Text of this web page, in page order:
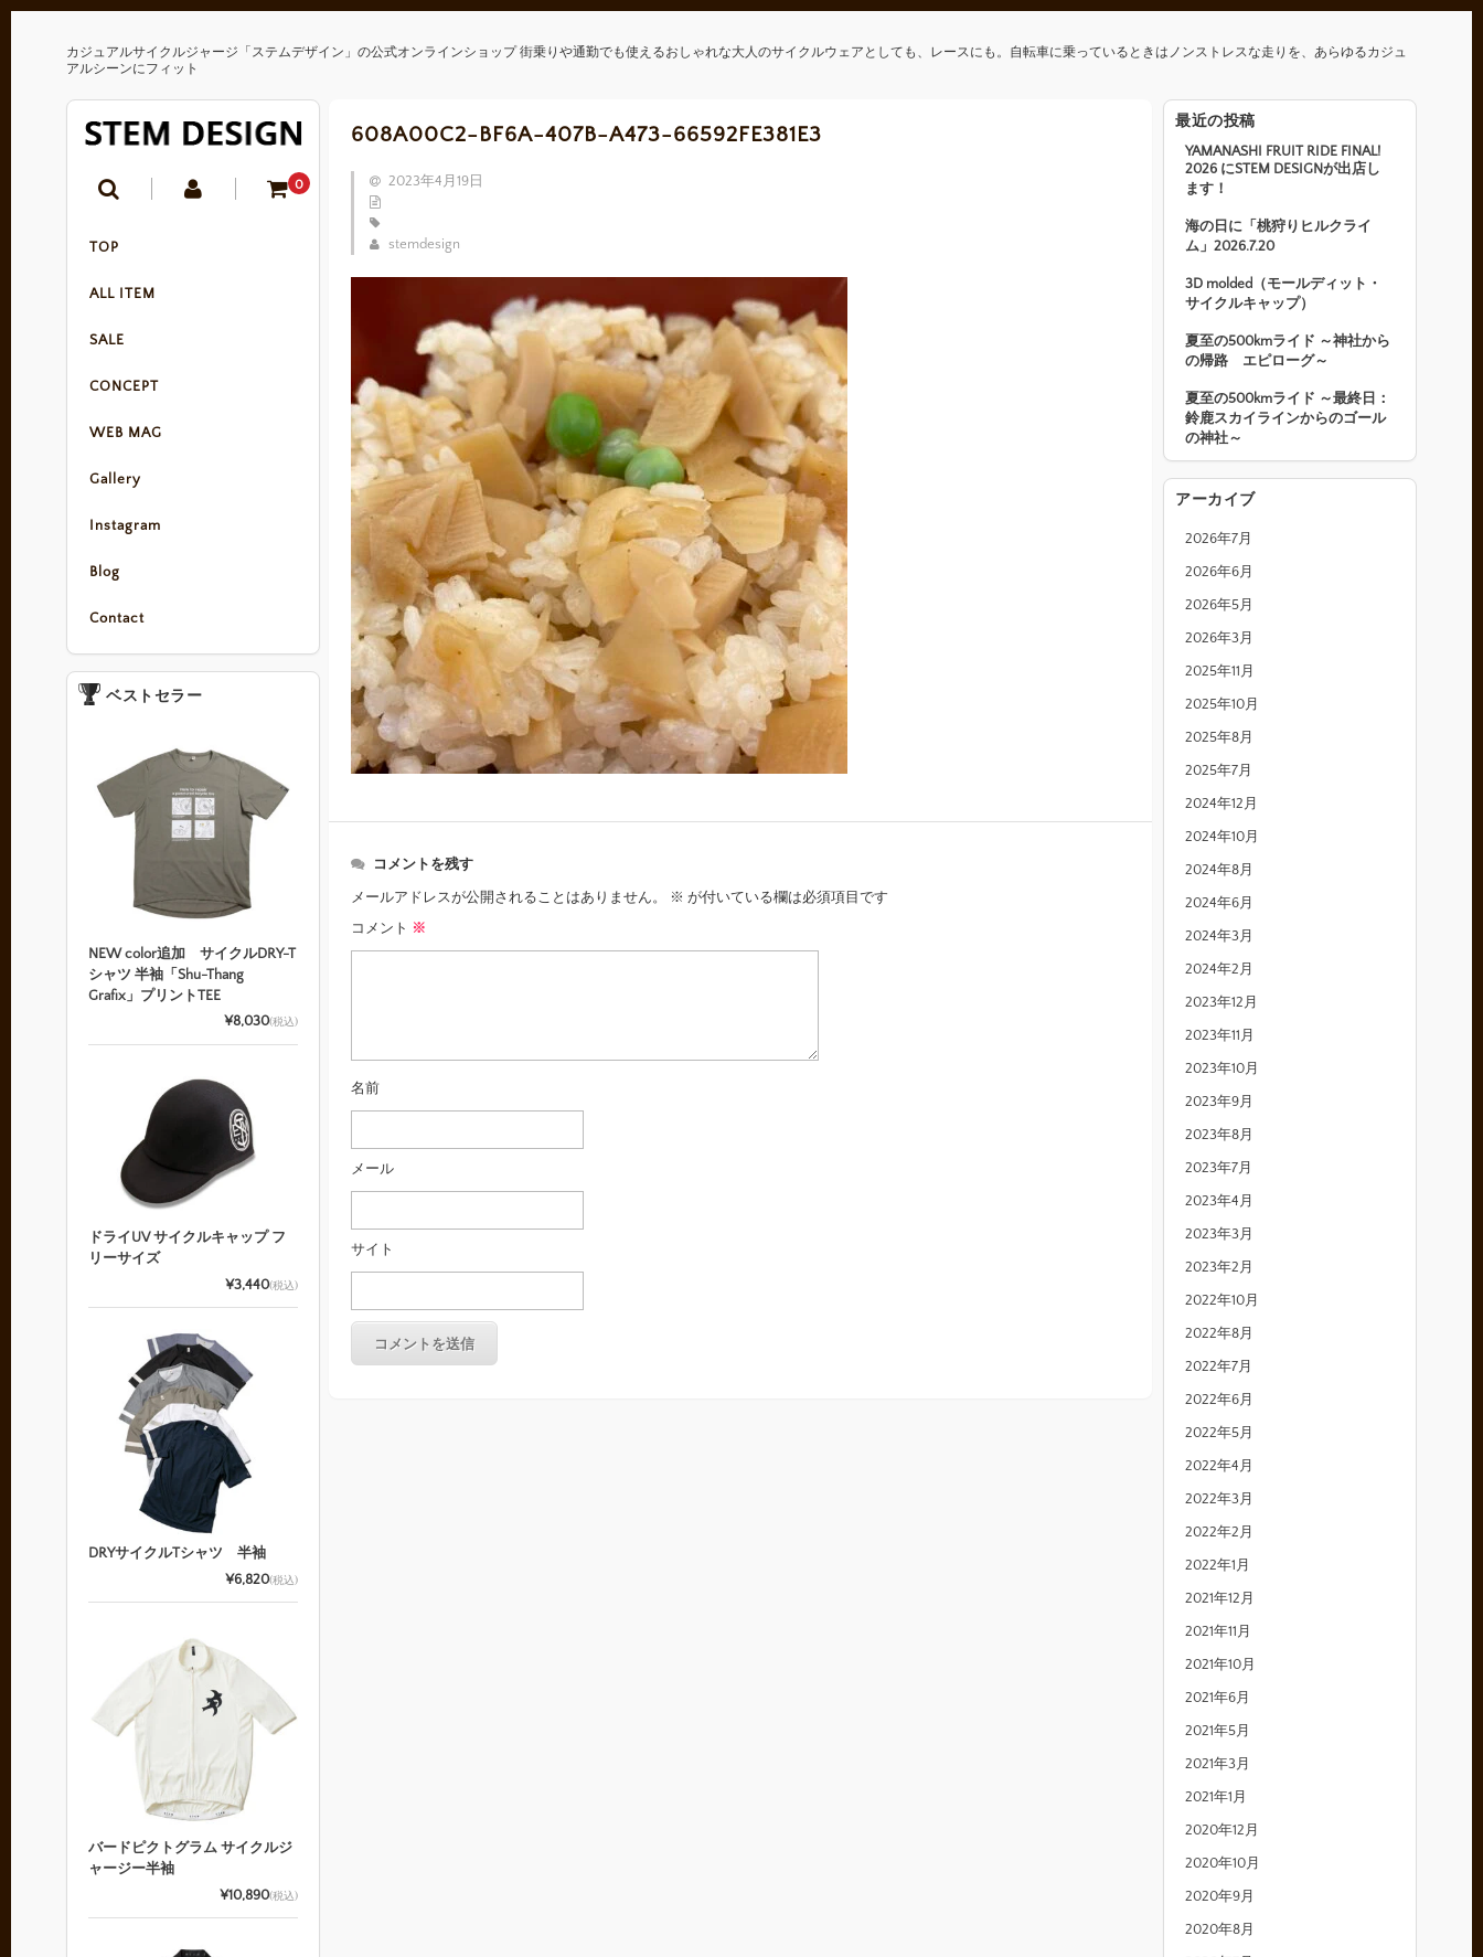
カジュアルサイクルジャージ「ステムデザイン」の公式オンラインショップ 街乗りや通勤でも使えるおしゃれな大人のサイクルウェアとしても、レースにも。自転車に乗っているときはノンストレスな走りを、あらゆるカジュ
アルシーンにフィット
0
TOP
ALL ITEM
SALE
CONCEPT
WEB MAG
Gallery
Instagram
Blog
Contact
608A00C2-BF6A-407B-A473-66592FE381E3
2023年4月19日
stemdesign
コメントを残す
メールアドレスが公開されることはありません。 ※ が付いている欄は必須項目です
コメント ※
名前
メール
サイト
最近の投稿
YAMANASHI FRUIT RIDE FINAL!
2026 にSTEM DESIGNが出店し
ます！
海の日に「桃狩りヒルクライ
ム」2026.7.20
3D molded（モールディット・
サイクルキャップ）
夏至の500kmライド ～神社から
の帰路 エピローグ～
夏至の500kmライド ～最終日：
鈴鹿スカイラインからのゴール
の神社～
アーカイブ
2026年7月
2026年6月
2026年5月
2026年3月
2025年11月
2025年10月
2025年8月
2025年7月
2024年12月
2024年10月
2024年8月
2024年6月
2024年3月
2024年2月
2023年12月
2023年11月
2023年10月
2023年9月
2023年8月
2023年7月
2023年4月
2023年3月
2023年2月
2022年10月
2022年8月
2022年7月
2022年6月
2022年5月
2022年4月
2022年3月
2022年2月
2022年1月
2021年12月
2021年11月
2021年10月
2021年6月
2021年5月
2021年3月
2021年1月
2020年12月
2020年10月
2020年9月
2020年8月
ベストセラー
NEW color追加 サイクルDRY-T
シャツ 半袖「Shu-Thang
Grafix」プリントTEE
¥8,030(税込)
ドライUV サイクルキャップ フ
リーサイズ
¥3,440(税込)
DRYサイクルTシャツ 半袖
¥6,820(税込)
バードピクトグラム サイクルジ
ャージー半袖
¥10,890(税込)